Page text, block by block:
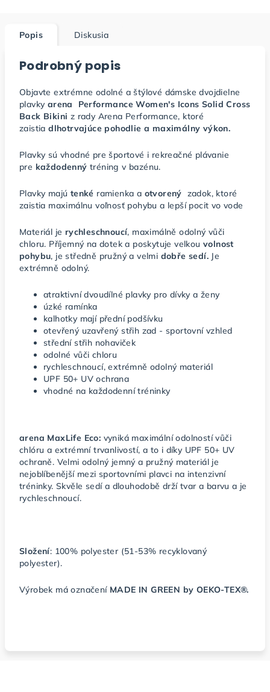
Popis Diskusia
Podrobný popis
Objavte extrémne odolné a štýlové dámske dvojdielne
plavky arena Performance Women's Icons Solid Cross
Back Bikini z rady Arena Performance, ktoré
zaistia dlhotrvajúce pohodlie a maximálny výkon.
Plavky sú vhodné pre športové i rekreačné plávanie
pre každodenný tréning v bazénu.
Plavky majú tenké ramienka a otvorený zadok, ktoré
zaistia maximálnu voľnosť pohybu a lepší pocit vo vode
Materiál je rychleschnoucí, maximálně odolný vůči
chloru. Příjemný na dotek a poskytuje velkou volnost
pohybu, je středně pružný a velmi dobře sedí. Je
extrémně odolný.
atraktivní dvoudílné plavky pro dívky a ženy
úzké ramínka
kalhotky mají přední podšívku
otevřený uzavřený střih zad - sportovní vzhled
střední střih nohaviček
odolné vůči chloru
rychleschnoucí, extrémně odolný materiál
UPF 50+ UV ochrana
vhodné na každodenní tréninky
arena MaxLife Eco: vyniká maximální odolností vůči
chlóru a extrémní trvanlivostí, a to i díky UPF 50+ UV
ochraně. Velmi odolný jemný a pružný materiál je
nejoblíbenější mezi sportovními plavci na intenzivní
tréninky. Skvěle sedí a dlouhodobě drží tvar a barvu a je
rychleschnoucí.
Složení: 100% polyester (51-53% recyklovaný
polyester).
Výrobek má označení MADE IN GREEN by OEKO-TEX®.